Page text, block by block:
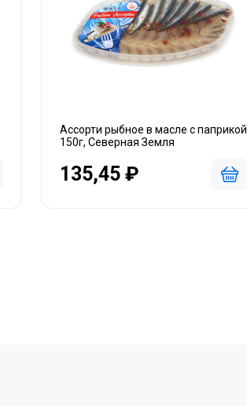
Ассорти рыбное в масле с паприкой
150г, Северная Земля
135,45 ₽